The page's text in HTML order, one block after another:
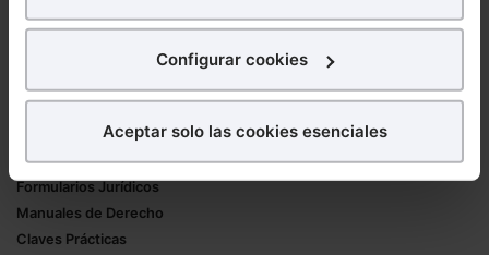
para poder mostrarte publicidad y contenidos de tu
¿Qué puedes hacer?
experiencia en la web sea óptima
todas las cookies excepto aquellas imprescindibles.
Configurar cookies
Aceptar solo las cookies esenciales
Trabaja con nosotros
Mementos
Formularios Jurídicos
Manuales de Derecho
Claves Prácticas